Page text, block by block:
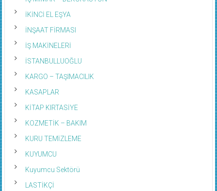
İKİNCİ EL EŞYA
İNŞAAT FİRMASI
İŞ MAKİNELERİ
İSTANBULLUOĞLU
KARGO – TAŞIMACILIK
KASAPLAR
KİTAP KIRTASİYE
KOZMETİK – BAKIM
KURU TEMİZLEME
KUYUMCU
Kuyumcu Sektörü
LASTİKÇİ